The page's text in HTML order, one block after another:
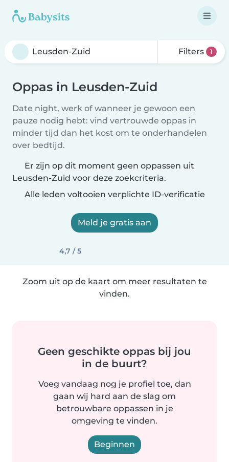
Filters 1
Oppas in Leusden-Zuid
Date night, werk of wanneer je gewoon een
pauze nodig hebt: vind vertrouwde oppas in
minder tijd dan het kost om te onderhandelen
over bedtijd.
Er zijn op dit moment geen oppassen uit
Leusden-Zuid voor deze zoekcriteria.
Alle leden voltooien verplichte ID-verificatie
Meld je gratis aan
4,7 / 5
Zoom uit op de kaart om meer resultaten te
vinden.
Geen geschikte oppas bij jou
in de buurt?
Voeg vandaag nog je profiel toe, dan
gaan wij hard aan de slag om
betrouwbare oppassen in je
omgeving te vinden.
Beginnen